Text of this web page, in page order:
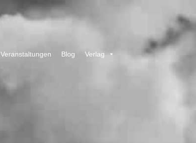
Veranstaltungen Blog Verlag